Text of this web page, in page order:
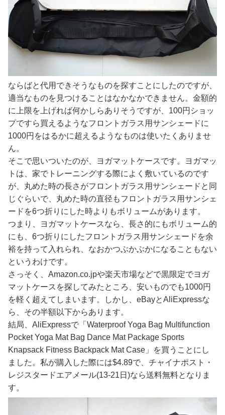
ならばと代用できそうなものを探すことにしたのですが、
適当なものを見つけることはなかなかできません。金額的
に上限を上げれば何かしらありそうですが、100円ショッ
プですら買えるようなフロントガラス用サンシェードに
1000円をはるかに超えるようなものは使いたくありませ
ん。
そこで思いついたのが、ヨガマットケースです。ヨガマッ
トは、家でトレーニングする際によく敷いているのです
が、丸めた時の長さがフロントガラス用サンシェードと同
じぐらいで、丸めた時の直径もフロントガラス用サンシェ
ードを6つ折りにした時よりもボリュームがあります。
つまり、ヨガマットケースなら、長さ的にもボリューム的
にも、6つ折りにしたフロントガラス用サンシェードを余
裕を持って入れられ、なおかつぶかぶかになることもない
というわけです。
さっそく、Amazon.co.jpや楽天市場などで黒限定でヨガ
マットケースを探してみたところ、安いものでも1000円
を軽く超えてしまいます。しかし、eBayとAliExpressな
ら、その半額以下からあります。
結局、AliExpressで「Waterproof Yoga Bag Multifunction
Pocket Yoga Mat Bag Dance Mat Package Sports
Knapsack Fitness Backpack Mat Case」を買うことにし
ました。私が購入した際には$4.89で、チャイナポスト・
レジスタードエアメール(13-21日)なら送料無料となりま
す。